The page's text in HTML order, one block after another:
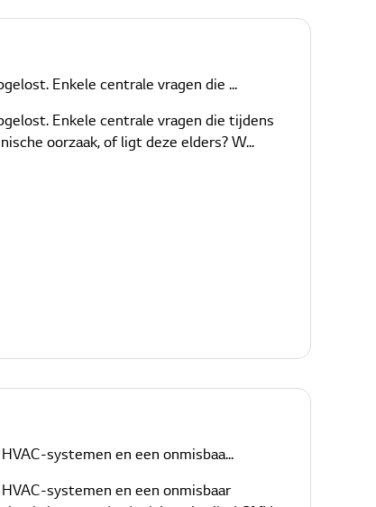
Enkele centrale vragen die ...
Enkele centrale vragen die tijdens
oorzaak, of ligt deze elders? W...
systemen en een onmisbaa...
systemen en een onmisbaar